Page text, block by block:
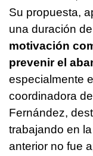
Su propuesta,
una duración
motivación
prevenir el
especialmente
coordinadora
Fernández,
trabajando en
anterior no fue